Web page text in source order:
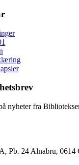
nyheter fra
Pb. 24 Alnabru,